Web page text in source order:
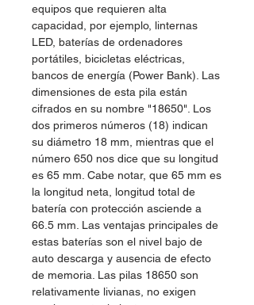
equipos que requieren alta
capacidad, por ejemplo, linternas
LED, baterías de ordenadores
portátiles, bicicletas eléctricas,
bancos de energía (Power Bank). Las
dimensiones de esta pila están
cifrados en su nombre "18650". Los
dos primeros números (18) indican
su diámetro 18 mm, mientras que el
número 650 nos dice que su longitud
es 65 mm. Cabe notar, que 65 mm es
la longitud neta, longitud total de
batería con protección asciende a
66.5 mm. Las ventajas principales de
estas baterías son el nivel bajo de
auto descarga y ausencia de efecto
de memoria. Las pilas 18650 son
relativamente livianas, no exigen